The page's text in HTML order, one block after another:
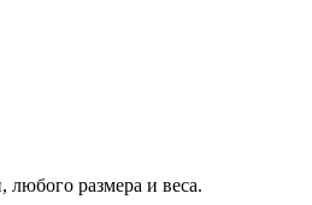
любого размера и веса.